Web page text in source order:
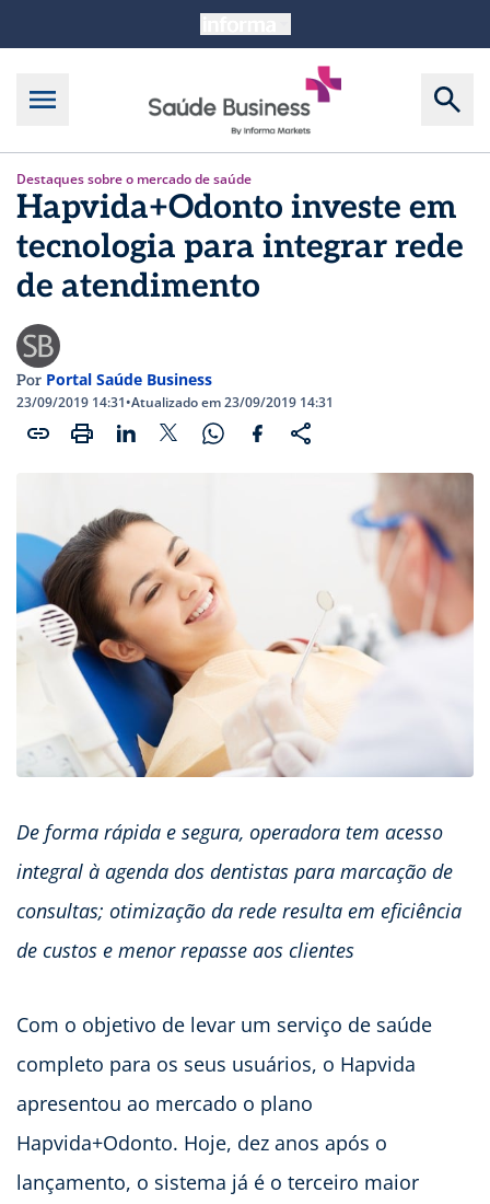
Destaques sobre o mercado de saúde
Hapvida+Odonto investe em
tecnologia para integrar rede
de atendimento
Por Portal Saúde Business
23/09/2019 14:31•Atualizado em 23/09/2019 14:31
De forma rápida e segura, operadora tem acesso
integral à agenda dos dentistas para marcação de
consultas; otimização da rede resulta em eficiência
de custos e menor repasse aos clientes
Com o objetivo de levar um serviço de saúde
completo para os seus usuários, o Hapvida
apresentou ao mercado o plano
Hapvida+Odonto. Hoje, dez anos após o
lançamento, o sistema já é o terceiro maior